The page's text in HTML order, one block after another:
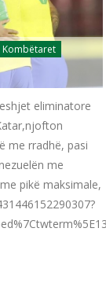
Kombëtaret
eliminatore
me rradhë, pasi
me
pikë maksimale,